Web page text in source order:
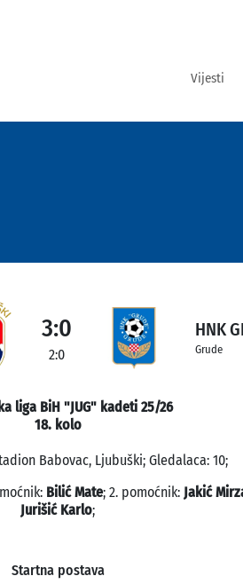
Vijesti
3:0
2:0
HNK
Grude
liga BiH "JUG" kadeti 25/26
18. kolo
Babovac, Ljubuški; Gledalaca: 10;
Bilić Mate; 2. pomoćnik: Jakić
Jurišić Karlo;
Startna postava